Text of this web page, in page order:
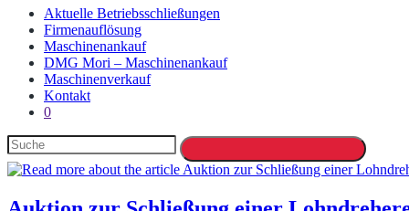
Aktuelle Betriebsschließungen
Firmenauflösung
Maschinenankauf
DMG Mori – Maschinenankauf
Maschinenverkauf
Kontakt
0